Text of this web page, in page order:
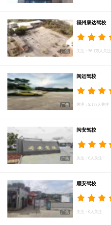
福州康达驾校
关注：56.1万人关注
闽运驾校
关注：8.1万人关注
闽安驾校
关注：0人关注
顺安驾校
关注：0人关注